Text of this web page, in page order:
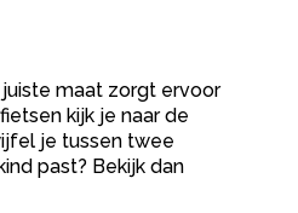
maat zorgt ervoor
kijk je naar de
je tussen twee
past? Bekijk dan